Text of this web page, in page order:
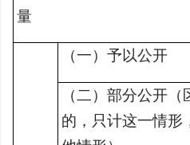
量
（一）予以公开
（二）部分公开（
的，只计这一情形